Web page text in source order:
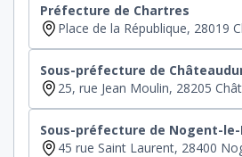
Préfecture de Chartres
Place de la République, 28019
Sous-préfecture de
25, rue Jean Moulin, 28205
Sous-préfecture de Nogent-
45 rue Saint Laurent, 28400